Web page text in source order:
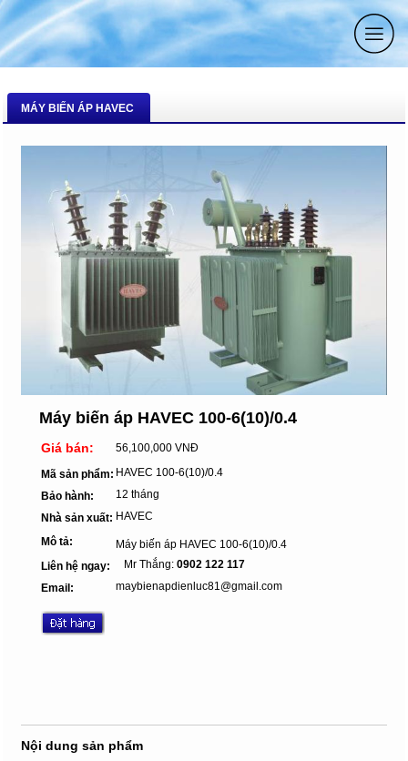
MÁY BIẾN ÁP HAVEC
Máy biến áp HAVEC 100-6(10)/0.4
Giá bán: 56,100,000 VNĐ
Mã sản phẩm: HAVEC 100-6(10)/0.4
Bảo hành:
12 tháng
Nhà sản xuất: HAVEC
Mô tả:
Máy biến áp HAVEC 100-6(10)/0.4
Liên hệ ngay:
Mr Thắng: 0902 122 117
Email:
maybienapdienluc81@gmail.com
Nội dung sản phẩm